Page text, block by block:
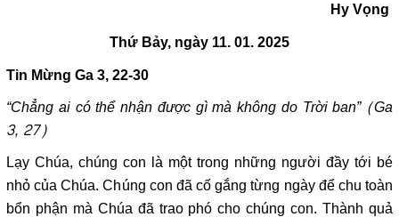
Hy Vọng
Thứ Bảy, ngày 11. 01. 2025
Tin Mừng Ga 3, 22-30
“Chẳng ai có thể nhận được gì mà không do Trời ban” (Ga
3, 27)
Lạy Chúa, chúng con là một trong những người đầy tới bé
nhỏ của Chúa. Chúng con đã cố gắng từng ngày để chu toàn
bổn phận mà Chúa đã trao phó cho chúng con. Thành quả